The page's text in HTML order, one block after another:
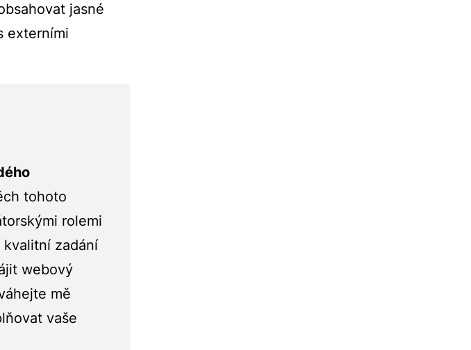
jasné
externími
tohoto
rolemi
kvalitní zadání
webový
mě
vaše